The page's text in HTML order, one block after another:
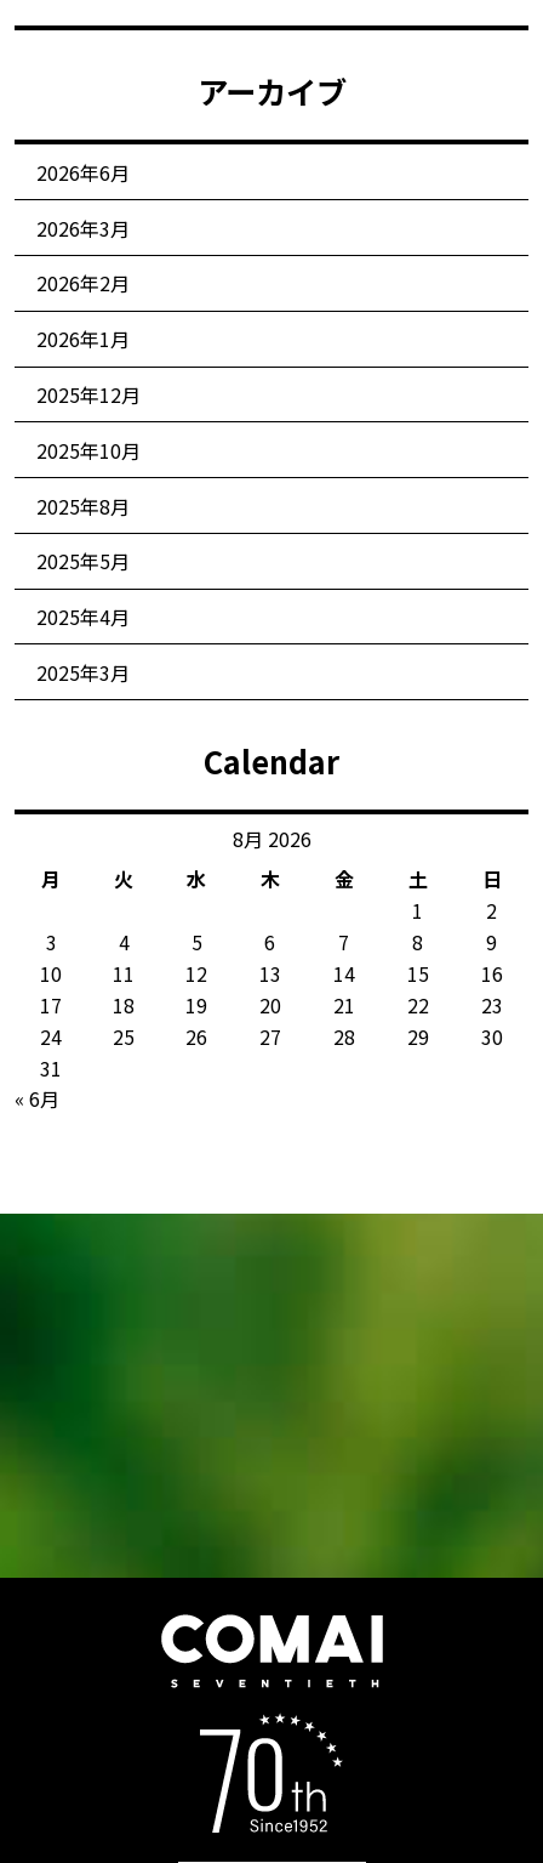
アーカイブ
2026年6月
2026年3月
2026年2月
2026年1月
2025年12月
2025年10月
2025年8月
2025年5月
2025年4月
2025年3月
Calendar
8月 2026
月
火 水 木 金 土
日
1
2
3
4 5 6 7 8
9
10
11 12 13 14 15
16
17
18 19 20 21 22
23
24
25 26 27 28 29
30
31
« 6月